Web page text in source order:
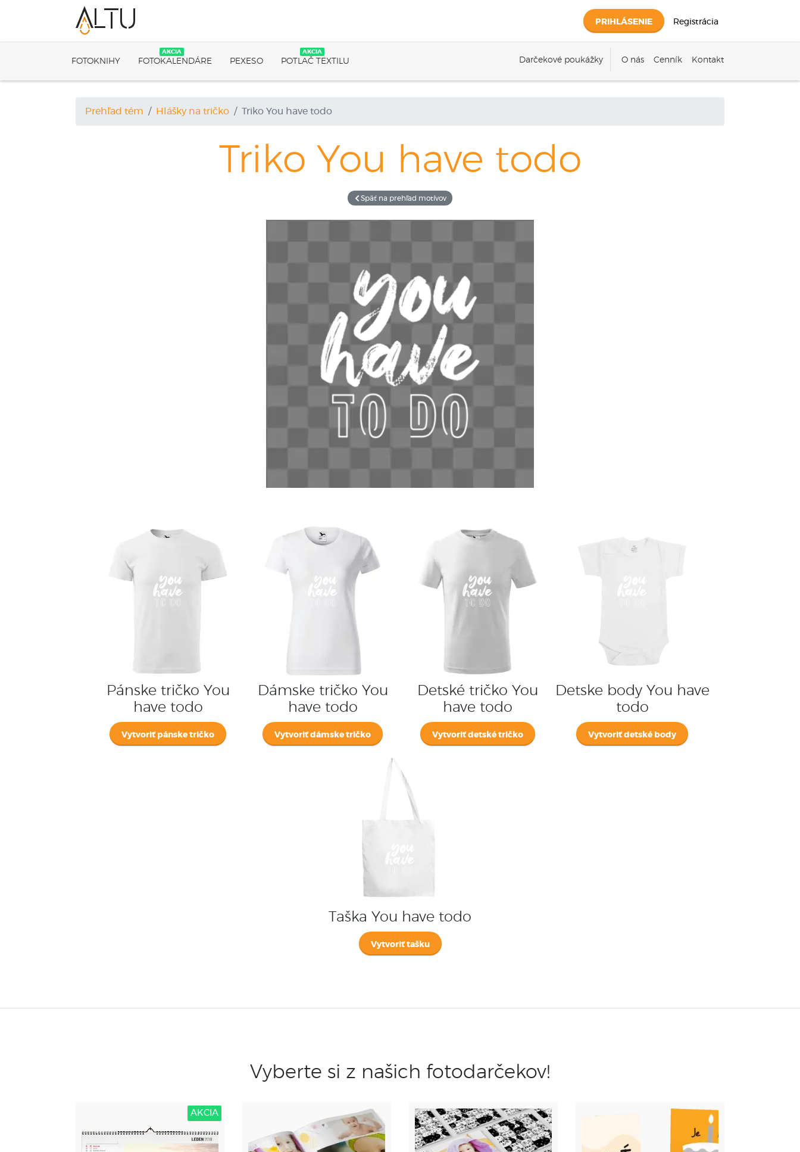
PRIHLÁSENIE Registrácia
FOTOKNIHY FOTOKALENDÁRE
AKCIA
PEXESO POTLAČ TEXTILU
AKCIA
Darčekové poukážky O nás Cenník Kontakt
Prehľad tém Hlášky na tričko Triko You have todo
Triko You have todo
Späť na prehľad motívov
Pánske tričko You
have todo
Vytvoriť pánske tričko
Dámske tričko You
have todo
Vytvoriť dámske tričko
Detské tričko You
have todo
Vytvoriť detské tričko
Detske body You have
todo
Vytvoriť detské body
Taška You have todo
Vytvoriť tašku
Vyberte si z našich fotodarčekov!
AKCIA